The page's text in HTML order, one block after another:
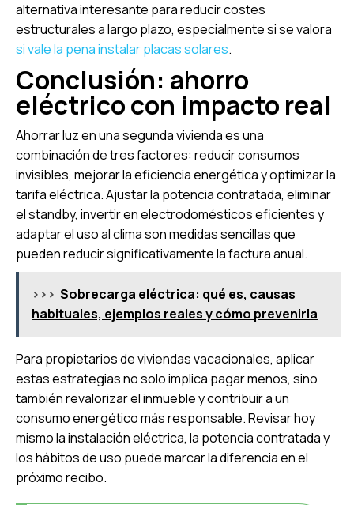
alternativa interesante para reducir costes
estructurales a largo plazo, especialmente si se valora
si vale la pena instalar placas solares.
Conclusión: ahorro
eléctrico con impacto real
Ahorrar luz en una segunda vivienda es una
combinación de tres factores: reducir consumos
invisibles, mejorar la eficiencia energética y optimizar la
tarifa eléctrica. Ajustar la potencia contratada, eliminar
el standby, invertir en electrodomésticos eficientes y
adaptar el uso al clima son medidas sencillas que
pueden reducir significativamente la factura anual.
>>> Sobrecarga eléctrica: qué es, causas
habituales, ejemplos reales y cómo prevenirla
Para propietarios de viviendas vacacionales, aplicar
estas estrategias no solo implica pagar menos, sino
también revalorizar el inmueble y contribuir a un
consumo energético más responsable. Revisar hoy
mismo la instalación eléctrica, la potencia contratada y
los hábitos de uso puede marcar la diferencia en el
próximo recibo.